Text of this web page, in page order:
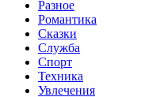
Разное
Романтика
Сказки
Служба
Спорт
Техника
Увлечения